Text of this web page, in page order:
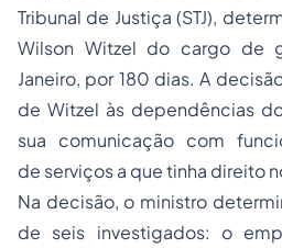
Tribunal de Justiça (STJ),
Wilson Witzel do cargo de
Janeiro, por 180 dias. A
de Witzel às dependências
sua comunicação com
de serviços a que tinha direito
Na decisão, o ministro
de seis investigados: o